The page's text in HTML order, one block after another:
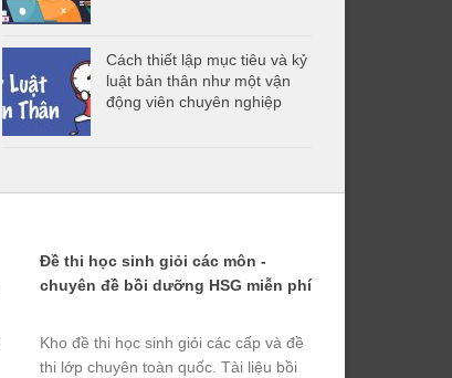
Cách thiết lập mục tiêu và kỷ
luật bản thân như một vận
động viên chuyên nghiệp
Đề thi học sinh giỏi các môn -
chuyên đề bồi dưỡng HSG miễn phí
Kho đề thi học sinh giỏi các cấp và đề
thi lớp chuyên toàn quốc. Tài liệu bồi